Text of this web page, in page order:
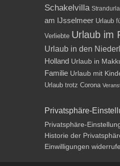
Schakelvilla
am IJsselmeer Urlaub
Verliebte Urlaub im
Urlaub in den
Holland Urlaub in
Familie Urlaub mit
Urlaub trotz Corona
Privatsphäre-
Privatsphäre-
Historie der
Einwilligungen